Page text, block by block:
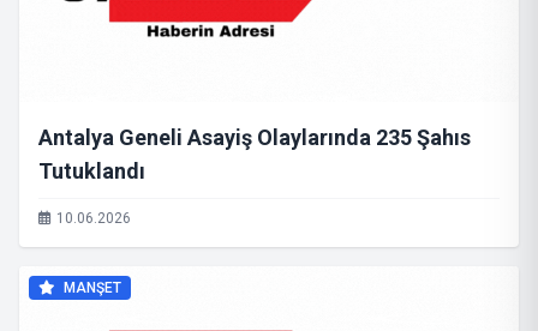
Antalya Geneli Asayiş Olaylarında 235 Şahıs
Tutuklandı
10.06.2026
MANŞET